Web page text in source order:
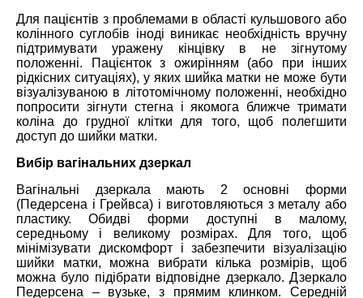
Для пацієнтів з проблемами в області кульшового або
колінного суглобів іноді виникає необхідність вручну
підтримувати уражену кінцівку в не зігнутому
положенні. Пацієнток з ожирінням (або при інших
рідкісних ситуаціях), у яких шийка матки не може бути
візуалізуваною в літотомічному положенні, необхідно
попросити зігнути стегна і якомога ближче тримати
коліна до грудної клітки для того, щоб полегшити
доступ до шийки матки.
Вибір вагінальних дзеркал
Вагінальні дзеркала мають 2 основні форми
(Педерсена і Грейвса) і виготовляються з металу або
пластику. Обидві форми доступні в малому,
середньому і великому розмірах. Для того, щоб
мінімізувати дискомфорт і забезпечити візуалізацію
шийки матки, можна вибрати кілька розмірів, щоб
можна було підібрати відповідне дзеркало. Дзеркало
Педерсена – вузьке, з прямим клинком. Середній